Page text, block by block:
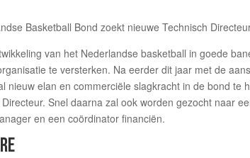
van het Nederlandse basketball in goede
te versterken. Na eerder dit jaar met de
nieuw elan en commerciële slagkracht in de bond
Snel daarna zal ook worden gezocht naar
en een coördinator financiën.